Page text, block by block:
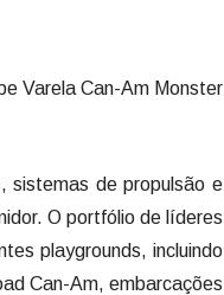
Varela Can-Am Monster
sistemas de propulsão e
O portfólio de líderes
playgrounds, incluindo
Can-Am, embarcações